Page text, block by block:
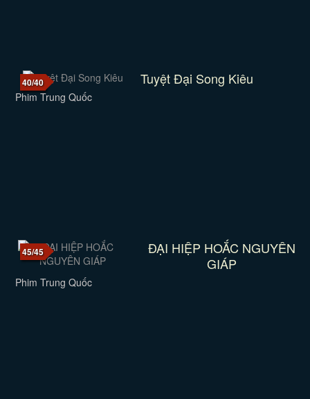
40/40 Tuyệt Đại Song Kiêu
Phim Trung Quốc
45/45
ĐẠI HIỆP HOẮC NGUYÊN
GIÁP
Phim Trung Quốc